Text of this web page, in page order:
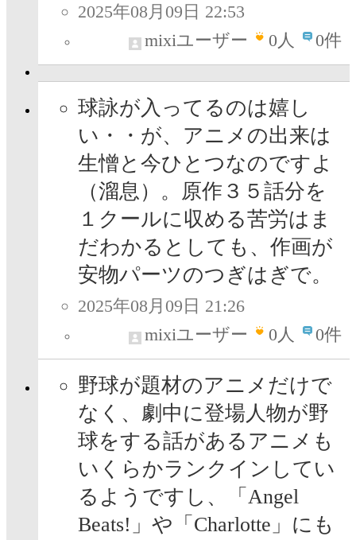
2025年08月09日 22:53
mixiユーザー
0人 0件
球詠が入ってるのは嬉し
い・・が、アニメの出来は
生憎と今ひとつなのですよ
（溜息）。原作３５話分を
１クールに収める苦労はま
だわかるとしても、作画が
安物パーツのつぎはぎで。
2025年08月09日 21:26
mixiユーザー
0人 0件
野球が題材のアニメだけで
なく、劇中に登場人物が野
球をする話があるアニメも
いくらかランクインしてい
るようですし、「Angel
Beats!」や「Charlotte」にも